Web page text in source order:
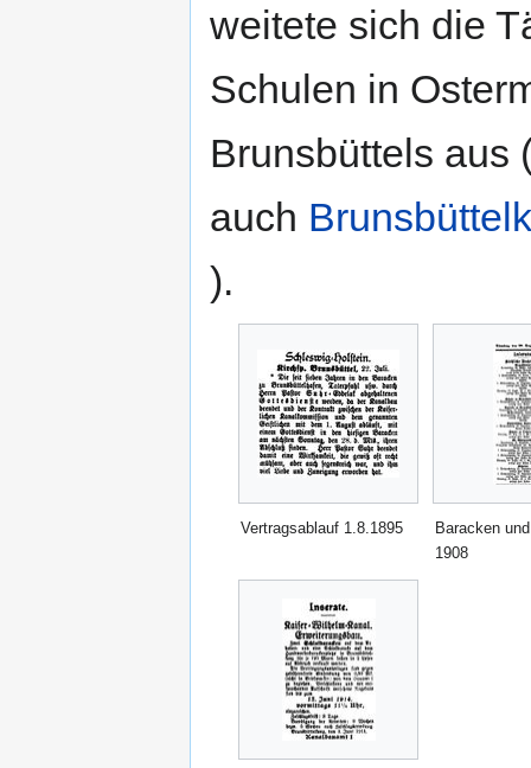
weitete sich die
Schulen in
Brunsbüttels aus
auch
).
Vertragsablauf 1.8.1895
Baracken
1908